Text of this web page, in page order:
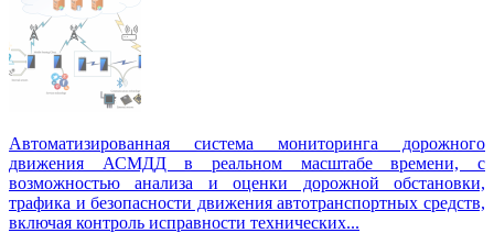
Автоматизированная система мониторинга дорожного
движения АСМДД в реальном масштабе времени, с
возможностью анализа и оценки дорожной обстановки,
трафика и безопасности движения автотранспортных средств,
включая контроль исправности технических...